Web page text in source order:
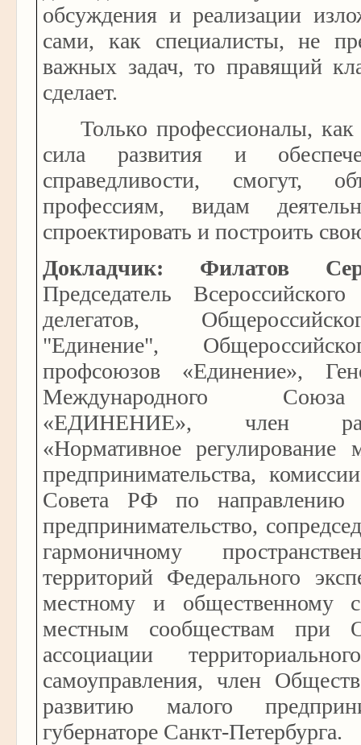
обсуждения и реализации
сами, как специалисты, не
важных задач, то правящий
сделает.
Только профессионалы,
сила развития и
справедливости, смогут,
профессиям, видам
спроектировать и построить
Докладчик: Филатов
Председатель
делегатов,
"Единение",
профсоюзов «Единение»,
Международного
«ЕДИНЕНИЕ», член
«Нормативное регулирование
предпринимательства,
Совета РФ по направлению
предпринимательство,
гармоничному
территорий Федерального
местному и общественному
местным сообществам при
ассоциации
самоуправления, член
развитию малого
губернаторе Санкт-Петербурга.